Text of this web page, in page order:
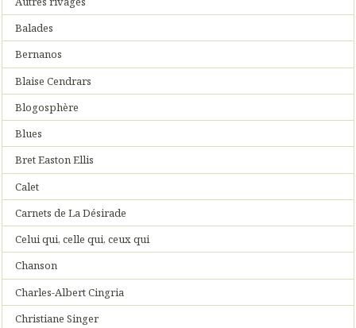
Balades
Bernanos
Blaise Cendrars
Blogosphère
Blues
Bret Easton Ellis
Calet
Carnets de La Désirade
Celui qui, celle qui, ceux qui
Chanson
Charles-Albert Cingria
Christiane Singer